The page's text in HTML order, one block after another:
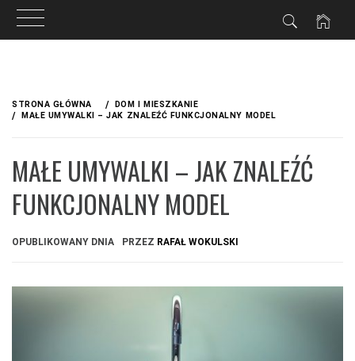
treściSTRONA GŁÓWNA
DOM I MIESZKANIE
MAŁE UMYWALKI – JAK ZNALEŹĆ FUNKCJONALNY MODEL
MAŁE UMYWALKI – JAK ZNALEŹĆ
FUNKCJONALNY MODEL
OPUBLIKOWANY DNIA PRZEZ RAFAŁ WOKULSKI